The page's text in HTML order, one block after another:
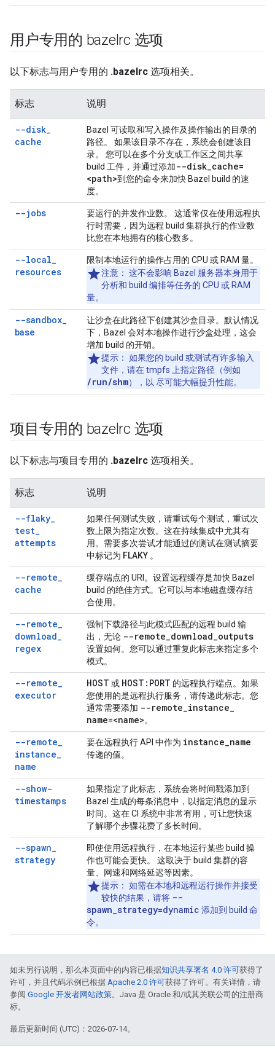
用户专用的 bazelrc 选项
以下标志与用户专用的 .bazelrc 选项相关。
标志 说明
--disk_
cache
Bazel 可读取和写入操作及操作输出的目录的
路径。 如果该目录不存在，系统会创建该目
录。 您可以在多个分支或工作区之间共享
build 工件，并通过添加--disk_cache=
<path>到您的命令来加快 Bazel build 的速
度。
--jobs
要运行的并发作业数。 这通常仅在使用远程执
行时需要，因为远程 build 集群执行的作业数
比您在本地拥有的核心数多。
--local_
resources
限制本地运行的操作占用的 CPU 或 RAM 量。
注意 ： 这不会影响 Bazel 服务器本身用于
分析和 build 编排等任务的 CPU 或 RAM
量。
--sandbox_
base
让沙盒在此路径下创建其沙盒目录。默认情况
下，Bazel 会对本地操作进行沙盒处理，这会
增加 build 的开销。
提示 ： 如果您的 build 或测试有许多输入
文件，请在 tmpfs 上指定路径（例如
/run/shm），以 尽可能大幅提升性能。
项目专用的 bazelrc 选项
以下标志与项目专用的 .bazelrc 选项相关。
标志 说明
--flaky_
test_
attempts
如果任何测试失败，请重试每个测试，重试次
数上限为指定次数。这在持续集成中尤其有
用。需要多次尝试才能通过的测试在测试摘要
中标记为 FLAKY 。
--remote_
cache
缓存端点的 URI。设置远程缓存是加快 Bazel
build 的绝佳方式。它可以与本地磁盘缓存结
合使用。
--remote_
download_
regex
强制下载路径与此模式匹配的远程 build 输
出，无论 --remote_download_outputs
设置如何。您可以通过重复此标志来指定多个
模式。
--remote_
executor
HOST 或 HOST:PORT 的远程执行端点。如果
您使用的是远程执行服务，请传递此标志。您
通常需要添加 --remote_instance_
name=<name>。
--remote_
instance_
name
要在远程执行 API 中作为 instance_name
传递的值。
--show-
timestamps
如果指定了此标志，系统会将时间戳添加到
Bazel 生成的每条消息中，以指定消息的显示
时间。这在 CI 系统中非常有用，可让您快速
了解哪个步骤花费了多长时间。
--spawn_
strategy
即使使用远程执行，在本地运行某些 build 操
作也可能会更快。 这取决于 build 集群的容
量、网速和网络延迟等因素。
提示 ： 如需在本地和远程运行操作并接受
较快的结果，请将 --
spawn_strategy=dynamic 添加到 build 命
令。
如未另行说明，那么本页面中的内容已根据知识共享署名 4.0 许可获得了
许可，并且代码示例已根据 Apache 2.0 许可获得了许可。有关详情，请
参阅 Google 开发者网站政策。Java 是 Oracle 和/或其关联公司的注册商
标。
最后更新时间 (UTC)：2026-07-14。